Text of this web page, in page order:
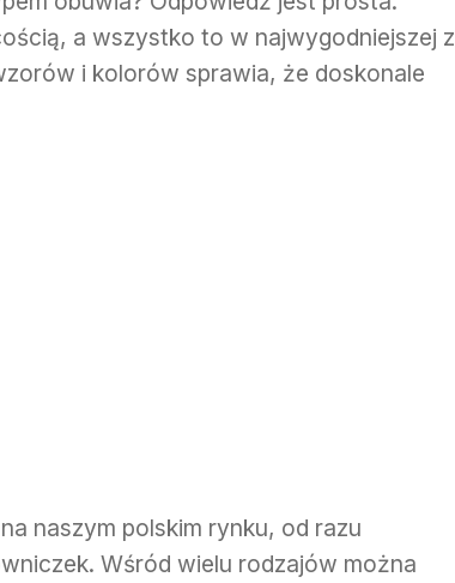
a wszystko to w najwygodniejszej z
i kolorów sprawia, że doskonale
na naszym polskim rynku, od razu
Wśród wielu rodzajów można